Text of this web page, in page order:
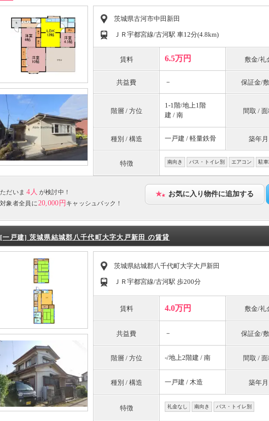
茨城県古河市中田新田
ＪＲ宇都宮線/古河駅 車12分(4.8km)
賃料 6.5万円 敷金/礼
共益費 － 保証金/
階層 / 方位
1-1階/地上1階
建 / 南
間取 /
種別 / 構造 一戸建 / 軽量鉄骨 築年月
特徴 南向き バス・トイレ別 エアコン 駐車
ただいま 4人 が検討中！
対象者全員に 20,000円 キャッシュバック！
お気に入り物件に追加する
[一戸建] 茨城県結城郡八千代町大字大戸新田 の賃貸
茨城県結城郡八千代町大字大戸新田
ＪＲ宇都宮線/古河駅 歩200分
賃料 4.0万円 敷金/礼
共益費 － 保証金/敷
階層 / 方位 -/地上2階建 / 南 間取 /
種別 / 構造 一戸建 / 木造 築年月
特徴 礼金なし 南向き バス・トイレ別